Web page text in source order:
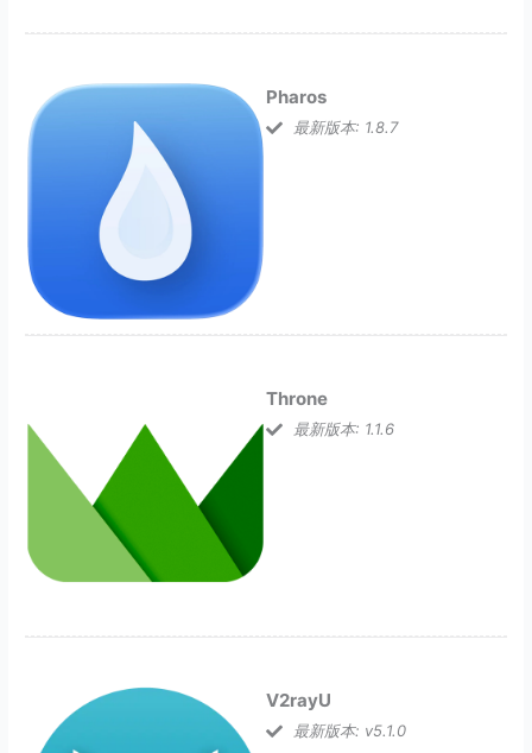
Pharos
最新版本: 1.8.7
Throne
最新版本: 1.1.6
V2rayU
最新版本: v5.1.0